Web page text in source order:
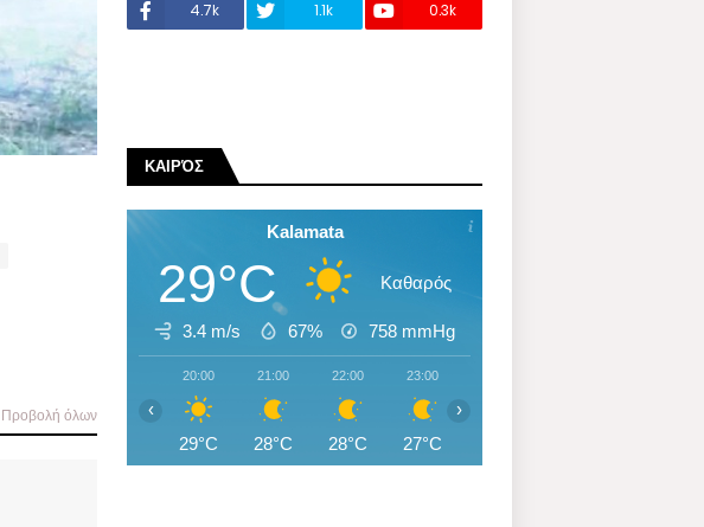
Προβολή όλων
4.7k 1.1k 0.3k
ΚΑΙΡΌΣ
Kalamata
29°C Καθαρός
3.4 m/s 67% 758 mmHg
20:00
29°C
21:00
28°C
22:00
28°C
23:00
27°C
‹ ›